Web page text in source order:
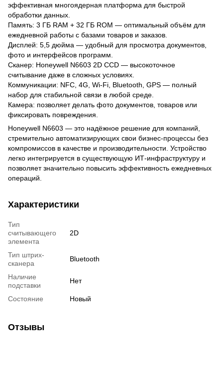
эффективная многоядерная платформа для быстрой
обработки данных.
Память: 3 ГБ RAM + 32 ГБ ROM — оптимальный объём для
ежедневной работы с базами товаров и заказов.
Дисплей: 5,5 дюйма — удобный для просмотра документов,
фото и интерфейсов программ.
Сканер: Honeywell N6603 2D CCD — высокоточное
считывание даже в сложных условиях.
Коммуникации: NFC, 4G, Wi-Fi, Bluetooth, GPS — полный
набор для стабильной связи в любой среде.
Камера: позволяет делать фото документов, товаров или
фиксировать повреждения.
Honeywell N6603 — это надёжное решение для компаний,
стремительно автоматизирующих свои бизнес-процессы без
компромиссов в качестве и производительности. Устройство
легко интегрируется в существующую ИТ-инфраструктуру и
позволяет значительно повысить эффективность ежедневных
операций.
Характеристики
Тип
считывающего
элемента
2D
Тип штрих-
сканера
Bluetooth
Наличие
подставки
Нет
Состояние Новый
Отзывы